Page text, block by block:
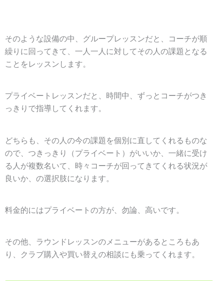
そのような設備の中、グループレッスンだと、コーチが順
繰りに回ってきて、一人一人に対してその人の課題となる
ことをレッスンします。
プライベートレッスンだと、時間中、ずっとコーチがつき
っきりで指導してくれます。
どちらも、その人の今の課題を個別に直してくれるものな
ので、つきっきり（プライベート）がいいか、一緒に受け
る人が複数名いて、時々コーチが回ってきてくれる状況が
良いか、の選択肢になります。
料金的にはプライベートの方が、勿論、高いです。
その他、ラウンドレッスンのメニューがあるところもあ
り、クラブ購入や買い替えの相談にも乗ってくれます。